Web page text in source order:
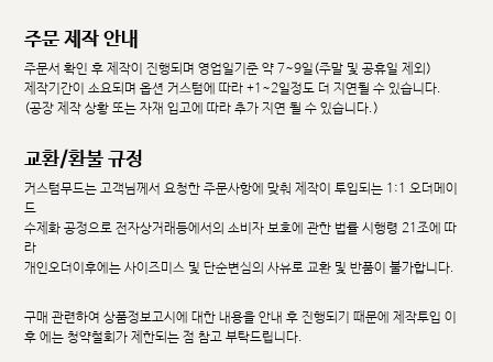
주문 제작 안내
주문서 확인 후 제작이 진행되며 영업일기준 약 7~9일(주말 및 공휴일 제외)
제작기간이 소요되며 옵션 커스텀에 따라 +1~2일정도 더 지연될 수 있습니다.
(공장 제작 상황 또는 자재 입고에 따라 추가 지연 될 수 있습니다.)
교환/환불 규정
커스텀무드는 고객님께서 요청한 주문사항에 맞춰 제작이 투입되는 1:1 오더메이
드
수제화 공정으로 전자상거래등에서의 소비자 보호에 관한 법률 시행령 21조에 따
라
개인오더이후에는 사이즈미스 및 단순변심의 사유로 교환 및 반품이 불가합니다.
구매 관련하여 상품정보고시에 대한 내용을 안내 후 진행되기 때문에 제작투입 이
후 에는 청약철회가 제한되는 점 참고 부탁드립니다.